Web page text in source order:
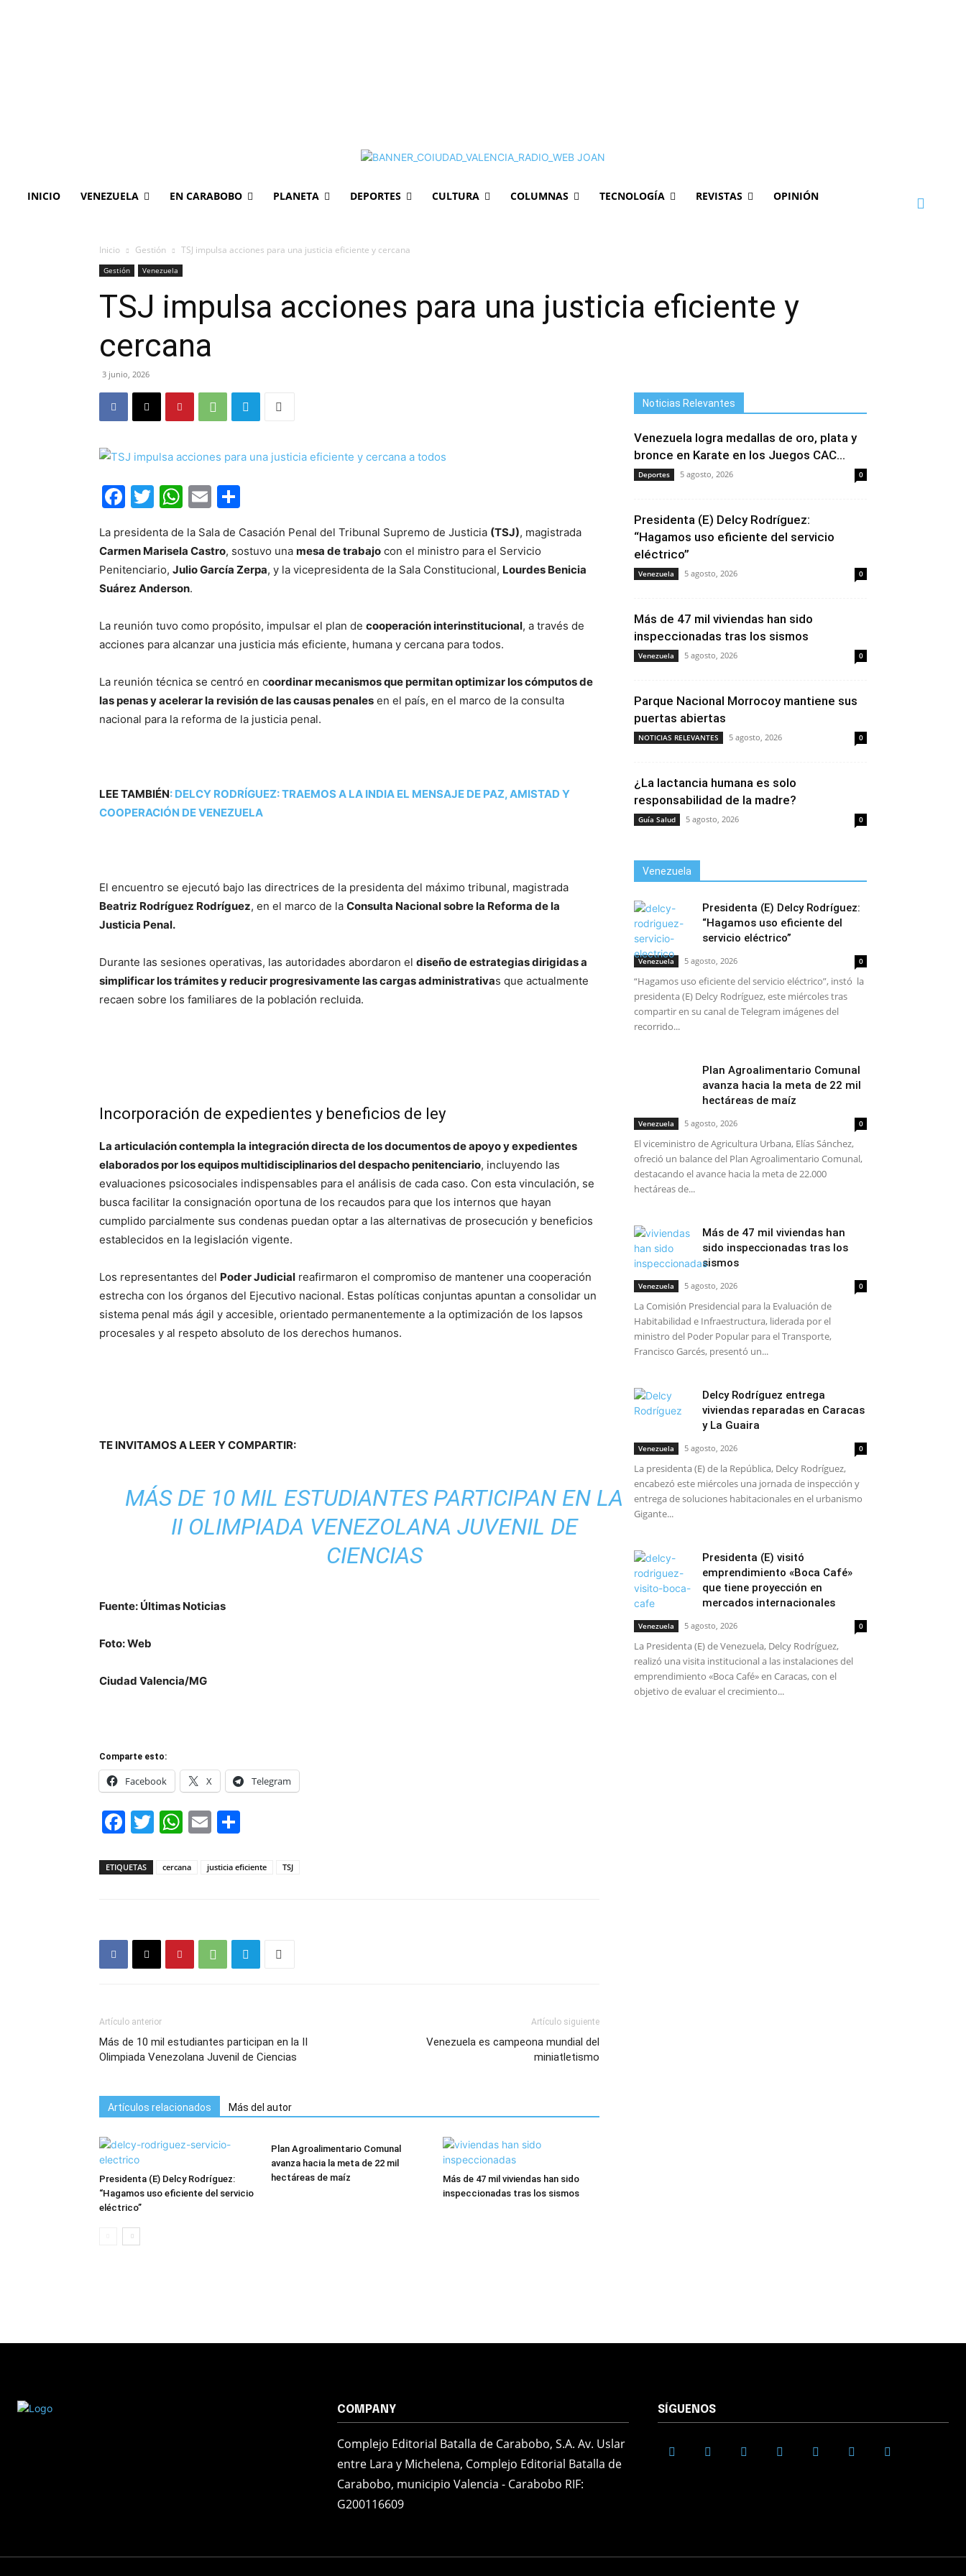
INICIO VENEZUELA EN CARABOBO PLANETA DEPORTES CULTURA COLUMNAS TECNOLOGÍA REVISTAS OPINIÓN
Inicio Gestión TSJ impulsa acciones para una justicia eficiente y cercana
Gestión Venezuela
TSJ impulsa acciones para una justicia eficiente y
cercana
3 junio, 2026
Facebook
Twitter
WhatsApp
Email
La presidenta de la Sala de Casación Penal del Tribunal Supremo de Justicia (TSJ), magistrada
Carmen Marisela Castro, sostuvo una mesa de trabajo con el ministro para el Servicio
Penitenciario, Julio García Zerpa, y la vicepresidenta de la Sala Constitucional, Lourdes Benicia
Suárez Anderson.
La reunión tuvo como propósito, impulsar el plan de cooperación interinstitucional, a través de
acciones para alcanzar una justicia más eficiente, humana y cercana para todos.
La reunión técnica se centró en coordinar mecanismos que permitan optimizar los cómputos de
las penas y acelerar la revisión de las causas penales en el país, en el marco de la consulta
nacional para la reforma de la justicia penal.
LEE TAMBIÉN: DELCY RODRÍGUEZ: TRAEMOS A LA INDIA EL MENSAJE DE PAZ, AMISTAD Y
COOPERACIÓN DE VENEZUELA
El encuentro se ejecutó bajo las directrices de la presidenta del máximo tribunal, magistrada
Beatriz Rodríguez Rodríguez, en el marco de la Consulta Nacional sobre la Reforma de la
Justicia Penal.
Durante las sesiones operativas, las autoridades abordaron el diseño de estrategias dirigidas a
simplificar los trámites y reducir progresivamente las cargas administrativas que actualmente
recaen sobre los familiares de la población recluida.
Incorporación de expedientes y beneficios de ley
La articulación contempla la integración directa de los documentos de apoyo y expedientes
elaborados por los equipos multidisciplinarios del despacho penitenciario, incluyendo las
evaluaciones psicosociales indispensables para el análisis de cada caso. Con esta vinculación, se
busca facilitar la consignación oportuna de los recaudos para que los internos que hayan
cumplido parcialmente sus condenas puedan optar a las alternativas de prosecución y beneficios
establecidos en la legislación vigente.
Los representantes del Poder Judicial reafirmaron el compromiso de mantener una cooperación
estrecha con los órganos del Ejecutivo nacional. Estas políticas conjuntas apuntan a consolidar un
sistema penal más ágil y accesible, orientado permanentemente a la optimización de los lapsos
procesales y al respeto absoluto de los derechos humanos.
TE INVITAMOS A LEER Y COMPARTIR:
MÁS DE 10 MIL ESTUDIANTES PARTICIPAN EN LA
II OLIMPIADA VENEZOLANA JUVENIL DE
CIENCIAS
Fuente: Últimas Noticias
Foto: Web
Ciudad Valencia/MG
Comparte esto:
Facebook X Telegram
Facebook
Twitter
WhatsApp
Email
ETIQUETAS cercana justicia eficiente TSJ
Artículo anterior
Más de 10 mil estudiantes participan en la II
Olimpiada Venezolana Juvenil de Ciencias
Artículo siguiente
Venezuela es campeona mundial del
miniatletismo
Artículos relacionados Más del autor
Presidenta (E) Delcy Rodríguez:
“Hagamos uso eficiente del servicio
eléctrico”
Plan Agroalimentario Comunal
avanza hacia la meta de 22 mil
hectáreas de maíz
Más de 47 mil viviendas han sido
inspeccionadas tras los sismos
Noticias Relevantes
Venezuela logra medallas de oro, plata y
bronce en Karate en los Juegos CAC...
Deportes 5 agosto, 2026 0
Presidenta (E) Delcy Rodríguez:
“Hagamos uso eficiente del servicio
eléctrico”
Venezuela 5 agosto, 2026 0
Más de 47 mil viviendas han sido
inspeccionadas tras los sismos
Venezuela 5 agosto, 2026 0
Parque Nacional Morrocoy mantiene sus
puertas abiertas
NOTICIAS RELEVANTES 5 agosto, 2026 0
¿La lactancia humana es solo
responsabilidad de la madre?
Guía Salud 5 agosto, 2026 0
Venezuela
Presidenta (E) Delcy Rodríguez:
“Hagamos uso eficiente del
servicio eléctrico”
Venezuela 5 agosto, 2026 0
“Hagamos uso eficiente del servicio eléctrico”, instó la
presidenta (E) Delcy Rodríguez, este miércoles tras
compartir en su canal de Telegram imágenes del
recorrido...
Plan Agroalimentario Comunal
avanza hacia la meta de 22 mil
hectáreas de maíz
Venezuela 5 agosto, 2026 0
El viceministro de Agricultura Urbana, Elías Sánchez,
ofreció un balance del Plan Agroalimentario Comunal,
destacando el avance hacia la meta de 22.000
hectáreas de...
Más de 47 mil viviendas han
sido inspeccionadas tras los
sismos
Venezuela 5 agosto, 2026 0
La Comisión Presidencial para la Evaluación de
Habitabilidad e Infraestructura, liderada por el
ministro del Poder Popular para el Transporte,
Francisco Garcés, presentó un...
Delcy Rodríguez entrega
viviendas reparadas en Caracas
y La Guaira
Venezuela 5 agosto, 2026 0
La presidenta (E) de la República, Delcy Rodríguez,
encabezó este miércoles una jornada de inspección y
entrega de soluciones habitacionales en el urbanismo
Gigante...
Presidenta (E) visitó
emprendimiento «Boca Café»
que tiene proyección en
mercados internacionales
Venezuela 5 agosto, 2026 0
La Presidenta (E) de Venezuela, Delcy Rodríguez,
realizó una visita institucional a las instalaciones del
emprendimiento «Boca Café» en Caracas, con el
objetivo de evaluar el crecimiento...
COMPANY
Complejo Editorial Batalla de Carabobo, S.A. Av. Uslar
entre Lara y Michelena, Complejo Editorial Batalla de
Carabobo, municipio Valencia - Carabobo RIF:
G200116609
SÍGUENOS